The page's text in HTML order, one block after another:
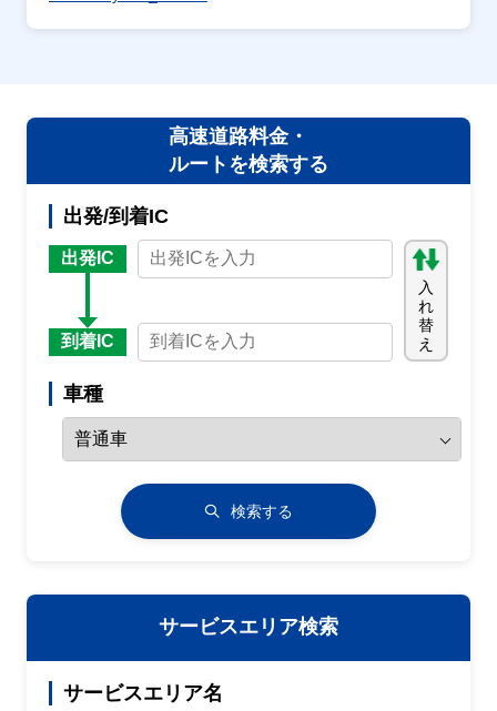
高速道路料金・
ルートを検索する
出発/到着IC
出発IC
到着IC
入
れ
替
え
車種
検索する
サービスエリア検索
サービスエリア名